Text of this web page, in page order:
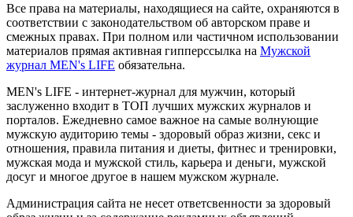
Все права на материалы, находящиеся на сайте, охраняются в
соответствии с законодательством об авторском праве и
смежных правах. При полном или частичном использовании
материалов прямая активная гипперссылка на Мужской
журнал MEN's LIFE обязательна.
MEN's LIFE - интернет-журнал для мужчин, который
заслуженно входит в ТОП лучших мужских журналов и
порталов. Ежедневно самое важное на самые волнующие
мужскую аудиторию темы - здоровый образ жизни, секс и
отношения, правила питания и диеты, фитнес и тренировки,
мужская мода и мужской стиль, карьера и деньги, мужской
досуг и многое другое в нашем мужском журнале.
Администрация сайта не несет ответсвенности за здоровый